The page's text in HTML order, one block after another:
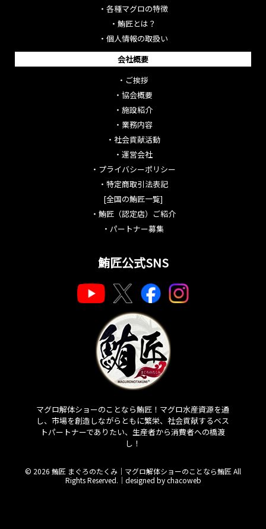
・ 各種マグロの特徴
・ 鮪匠とは？
・ 個人情報の取扱い
会社概要
・ ご挨拶
・ 協会概要
・ 施設紹介
・ 業務内容
・ 社会貢献活動
・ 運営会社
・ プライバシーポリシー
・ 特定商取引法表記
[全国の鮪匠一覧]
・ 鮪匠（認定店）ご紹介
・ パートナー募集
鮪匠公式SNS
マグロ解体ショーのことなら鮪匠！マグロ水産資源を通
し、市場を創造しながらともに繁栄、社会貢献するベス
トパートナーでありたい、生産者から消費者への橋渡
し！
© 2026 鮪匠 まぐろのたくみ｜マグロ解体ショーのことなら鮪匠 All
Rights Reserved.｜ designed by chacoweb